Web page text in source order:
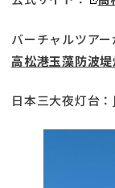
バーチャルツアー
高松港玉藻防波
日本三大夜灯台：